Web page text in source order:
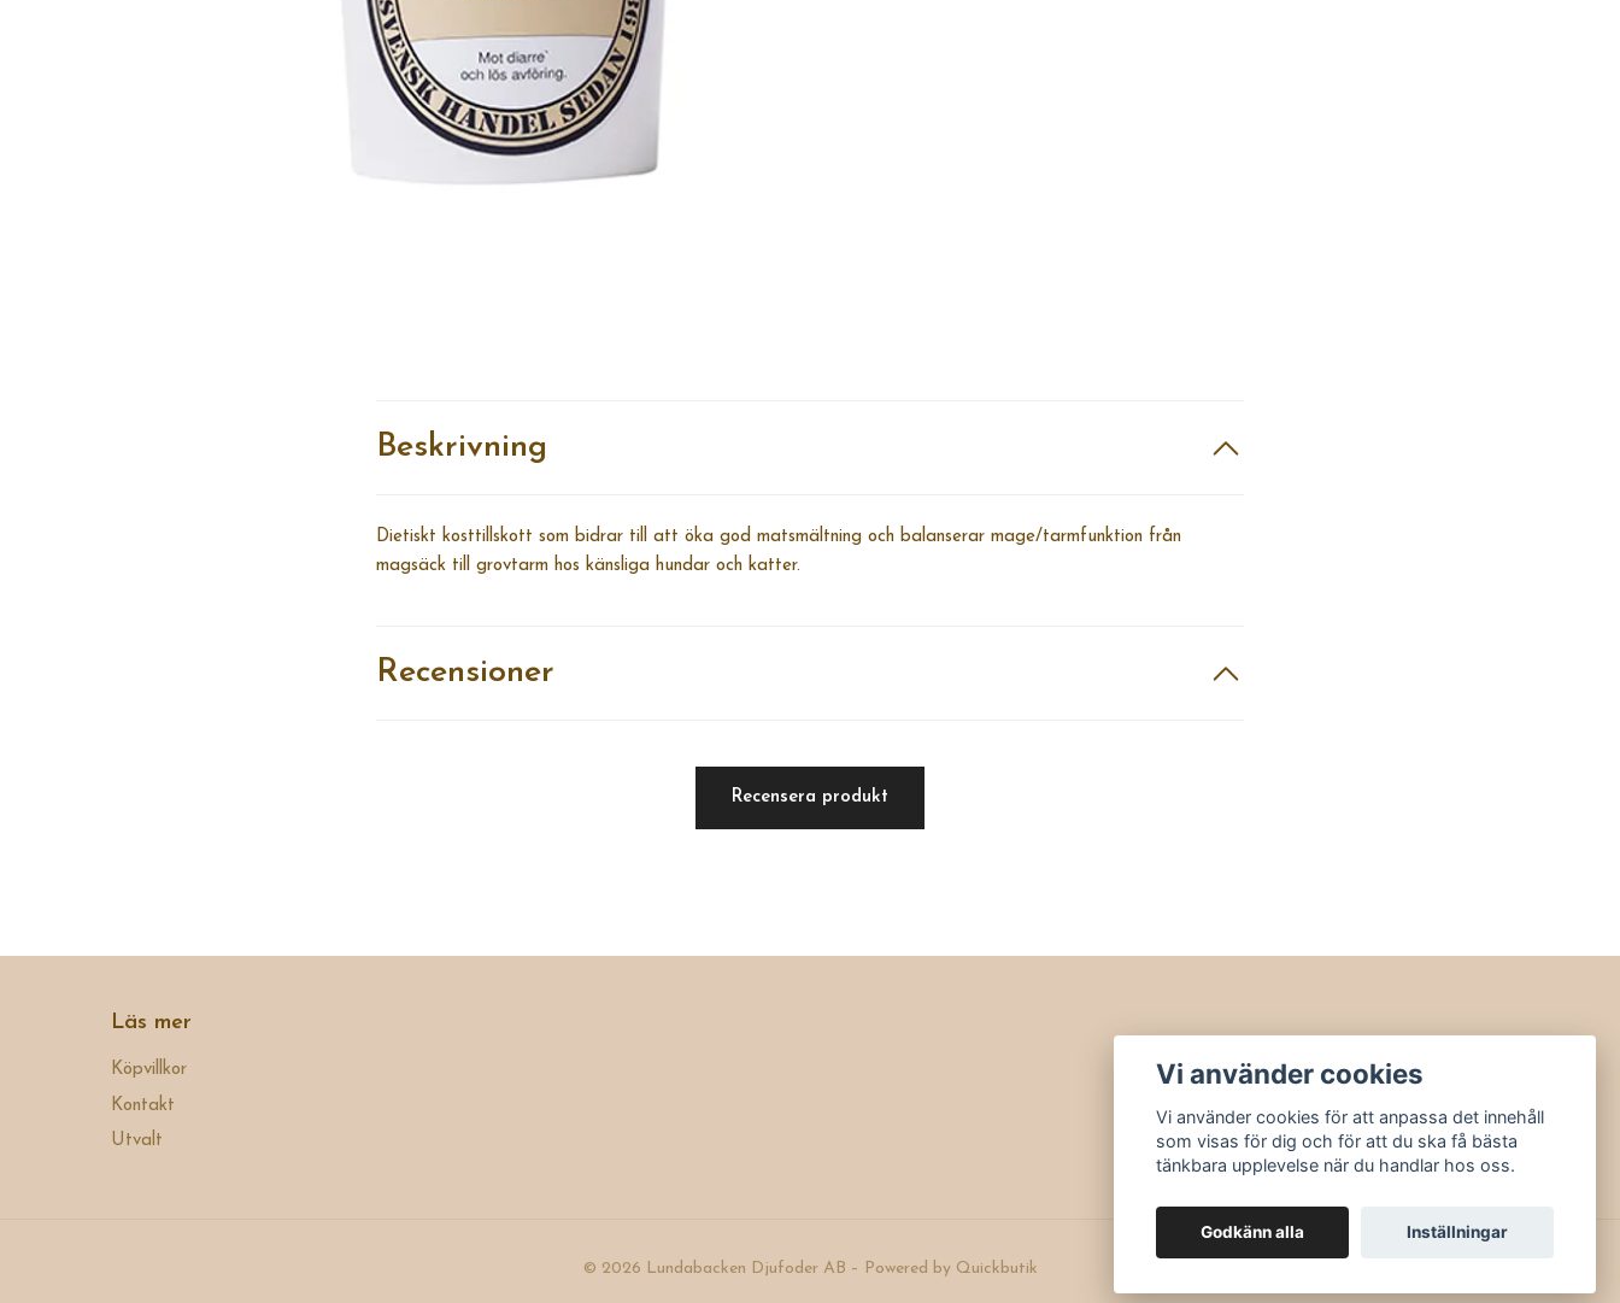
Beskrivning
Dietiskt kosttillskott som bidrar till att öka god matsmältning och balanserar mage/tarmfunktion från
magsäck till grovtarm hos känsliga hundar och katter.
Recensioner
Recensera produkt
Läs mer
Köpvillkor
Kontakt
Utvalt
© 2026 Lundabacken Djufoder AB – Powered by Quickbutik
Vi använder cookies
Vi använder cookies för att anpassa det innehåll
som visas för dig och för att du ska få bästa
tänkbara upplevelse när du handlar hos oss.
Godkänn alla Inställningar